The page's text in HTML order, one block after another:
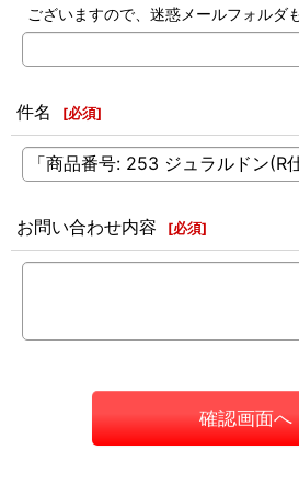
ございますので、迷惑メールフォルダ
件名 [必須]
お問い合わせ内容 [必須]
確認画面へ